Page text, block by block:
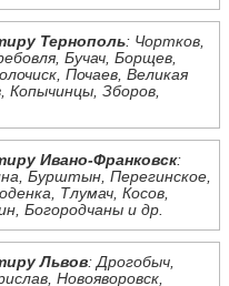
Тернополь: Чортков,
Бучач, Борщев,
Почаев, Великая
Копычинцы, Зборов,
Ивано-Франковск:
Бурштын, Перегинское,
Тлумач, Косов,
Богородчаны и др.
Львов: Дрогобыч,
Новояворовск,